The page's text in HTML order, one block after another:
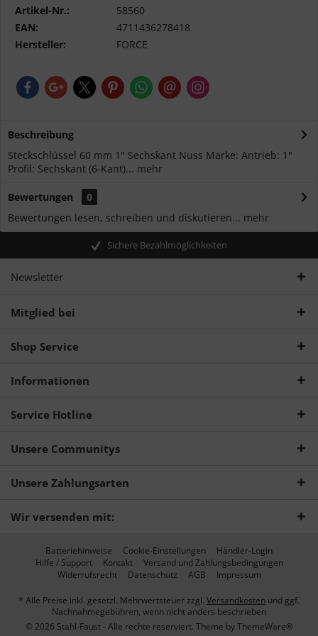
Artikel-Nr.:
58560
EAN:
4711436278418
Hersteller:
FORCE
Beschreibung
Steckschlüssel 60 mm 1" Sechskant Nuss Marke: Antrieb: 1"
Profil: Sechskant (6-Kant)... mehr
Bewertungen
0
Bewertungen lesen, schreiben und diskutieren... mehr
Sichere Bezahlmöglichkeiten
Newsletter
Mitglied bei
Shop Service
Informationen
Service Hotline
Unsere Communitys
Unsere Zahlungsarten
Wir versenden mit:
Batteriehinweise Cookie-Einstellungen
Händler-Login
Hilfe / Support
Kontakt
Versand und Zahlungsbedingungen
Widerrufsrecht
Datenschutz AGB Impressum
* Alle Preise inkl. gesetzl. Mehrwertsteuer zzgl. Versandkosten und ggf.
Nachnahmegebühren, wenn nicht anders beschrieben
© 2026 Stahl-Faust - Alle rechte reserviert. Theme byThemeWare®